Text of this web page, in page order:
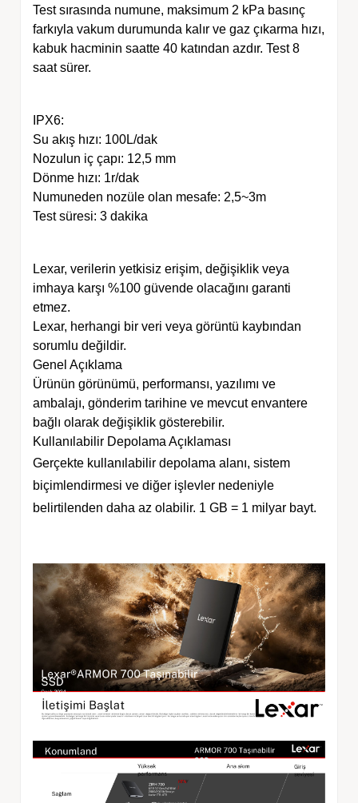
Test sırasında numune, maksimum 2 kPa basınç
farkıyla vakum durumunda kalır ve gaz çıkarma hızı,
kabuk hacminin saatte 40 katından azdır. Test 8
saat sürer.
IPX6:
Su akış hızı: 100L/dak
Nozulun iç çapı: 12,5 mm
Dönme hızı: 1r/dak
Numuneden nozüle olan mesafe: 2,5~3m
Test süresi: 3 dakika
Lexar, verilerin yetkisiz erişim, değişiklik veya
imhaya karşı %100 güvende olacağını garanti
etmez.
Lexar, herhangi bir veri veya görüntü kaybından
sorumlu değildir.
Genel Açıklama
Ürünün görünümü, performansı, yazılımı ve
ambalajı, gönderim tarihine ve mevcut envantere
bağlı olarak değişiklik gösterebilir.
Kullanılabilir Depolama Açıklaması
Gerçekte kullanılabilir depolama alanı, sistem
biçimlendirmesi ve diğer işlevler nedeniyle
belirtilenden daha az olabilir. 1 GB = 1 milyar bayt.